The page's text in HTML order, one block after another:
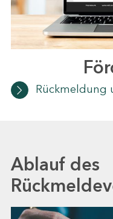
Rückmeldung
Ablauf des